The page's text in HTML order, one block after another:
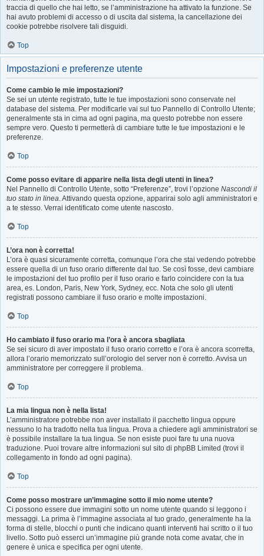
traccia di quello che hai letto, se l’amministrazione ha attivato la funzione. Se
hai avuto problemi di accesso o di uscita dal sistema, la cancellazione dei
cookie potrebbe risolvere tali disguidi.
Top
Impostazioni e preferenze utente
Come cambio le mie impostazioni?
Se sei un utente registrato, tutte le tue impostazioni sono conservate nel
database del sistema. Per modificarle vai sul tuo Pannello di Controllo Utente;
generalmente sta in cima ad ogni pagina, ma questo potrebbe non essere
sempre vero. Questo ti permetterà di cambiare tutte le tue impostazioni e le
preferenze.
Top
Come posso evitare di apparire nella lista degli utenti in linea?
Nel Pannello di Controllo Utente, sotto “Preferenze”, trovi l’opzione Nascondi il
tuo stato in linea. Attivando questa opzione, apparirai solo agli amministratori e
a te stesso. Verrai identificato come utente nascosto.
Top
L’ora non è corretta!
L’ora è quasi sicuramente corretta, comunque l’ora che stai vedendo potrebbe
essere quella di un fuso orario differente dal tuo. Se così fosse, devi cambiare
le impostazioni del tuo profilo per il fuso orario e farlo coincidere con la tua
area, es. London, Paris, New York, Sydney, ecc. Nota che solo gli utenti
registrati possono cambiare il fuso orario e molte impostazioni.
Top
Ho cambiato il fuso orario ma l’ora è ancora sbagliata
Se sei sicuro di aver impostato il fuso orario corretto e l’ora è ancora scorretta,
allora l’orario memorizzato sull’orologio del server non è corretto. Avvisa un
amministratore per correggere il problema.
Top
La mia lingua non è nella lista!
L’amministratore potrebbe non aver installato il pacchetto lingua oppure
nessuno lo ha tradotto nella tua lingua. Prova a chiedere agli amministratori se
è possibile installare la tua lingua. Se non esiste puoi fare tu una nuova
traduzione. Puoi trovare altre informazioni sul sito di phpBB Limited (trovi il
collegamento in fondo ad ogni pagina).
Top
Come posso mostrare un’immagine sotto il mio nome utente?
Ci possono essere due immagini sotto un nome utente quando si leggono i
messaggi. La prima è l’immagine associata al tuo grado, generalmente ha la
forma di stelle, blocchi o punti che indicano quanti interventi hai scritto o il tuo
livello. Sotto può esserci un’immagine più grande nota come avatar, che in
genere è unica e specifica per ogni utente.